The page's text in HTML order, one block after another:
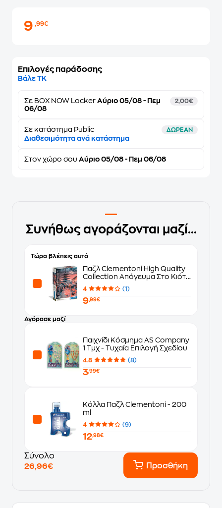
9,99€
Επιλογές παράδοσης
Βάλε ΤΚ
Σε BOX NOW Locker Αύριο 05/08 - Πεμ
06/08
2,00€
Σε κατάστημα Public ΔΩΡΕΑΝ
Διαθεσιμότητα ανά κατάστημα
Στον χώρο σου Αύριο 05/08 - Πεμ 06/08
Συνήθως αγοράζονται μαζί...
Τώρα βλέπεις αυτό
Παζλ Clementoni High Quality
Collection Απόγευμα Στο Κιότο
(500 Κομμάτια)
4 (1)
9,99€
Αγόρασε μαζί
Παιχνίδι Κόσμημα AS Company
1 Τμχ - Τυχαία Επιλογή Σχεδίου
4.8 (8)
3,99€
Κόλλα Παζλ Clementoni - 200
ml
4 (9)
12,98€
Σύνολο
26,96€
Προσθήκη